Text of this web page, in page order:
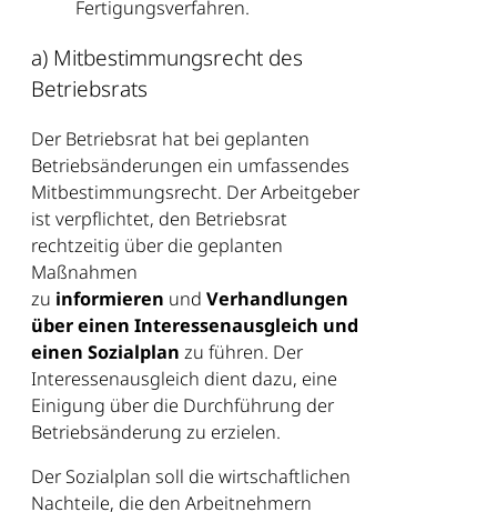
Fertigungsverfahren.
a) Mitbestimmungsrecht des
Betriebsrats
Der Betriebsrat hat bei geplanten
Betriebsänderungen ein umfassendes
Mitbestimmungsrecht. Der Arbeitgeber
ist verpflichtet, den Betriebsrat
rechtzeitig über die geplanten
Maßnahmen
zu informieren und Verhandlungen
über einen Interessenausgleich und
einen Sozialplan zu führen. Der
Interessenausgleich dient dazu, eine
Einigung über die Durchführung der
Betriebsänderung zu erzielen.
Der Sozialplan soll die wirtschaftlichen
Nachteile, die den Arbeitnehmern